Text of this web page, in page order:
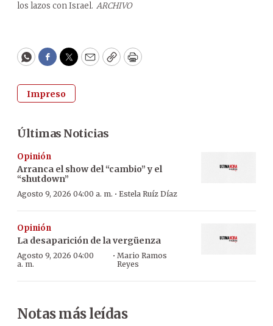
los lazos con Israel. ARCHIVO
WhatsApp
Facebook
Twitter
EmailCopyPrint
Impreso
Últimas Noticias
Opinión
Arranca el show del “cambio” y el
“shutdown”
Agosto 9, 2026 04:00 a. m. · Estela Ruíz Díaz
Opinión
La desaparición de la vergüenza
Agosto 9, 2026 04:00
a. m.
· Mario Ramos
Reyes
Notas más leídas